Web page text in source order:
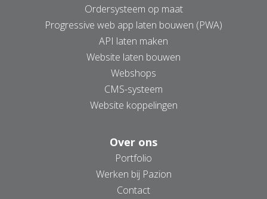
Ordersysteem op maat
Progressive web app laten bouwen (PWA)
API laten maken
Website laten bouwen
Webshops
CMS-systeem
Website koppelingen
Over ons
Portfolio
Werken bij Pazion
Contact